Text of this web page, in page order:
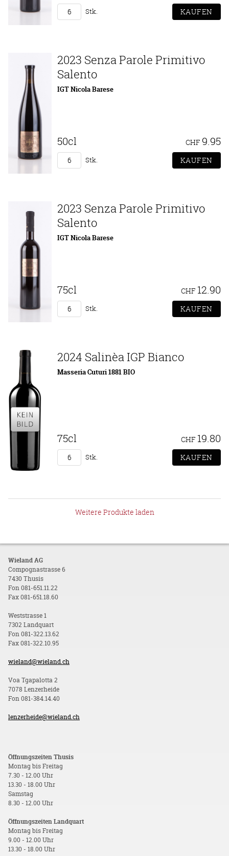
Stk.
2023 Senza Parole Primitivo
Salento
IGT Nicola Barese
50cl CHF 9.95
Stk.
2023 Senza Parole Primitivo
Salento
IGT Nicola Barese
75cl CHF 12.90
Stk.
2024 Salinèa IGP Bianco
Masseria Cuturi 1881 BIO
75cl CHF 19.80
Stk.
Weitere Produkte laden
Wieland AG
Compognastrasse 6
7430 Thusis
Fon 081-651.11.22
Fax 081-651.18.60
Weststrasse 1
7302 Landquart
Fon 081-322.13.62
Fax 081-322.10.95
wieland@wieland.ch
Voa Tgapalotta 2
7078 Lenzerheide
Fon 081-384.14.40
lenzerheide@wieland.ch
Öffnungszeiten Thusis
Montag bis Freitag
7.30 - 12.00 Uhr
13.30 - 18.00 Uhr
Samstag
8.30 - 12.00 Uhr
Öffnungszeiten Landquart
Montag bis Freitag
9.00 - 12.00 Uhr
13.30 - 18.00 Uhr